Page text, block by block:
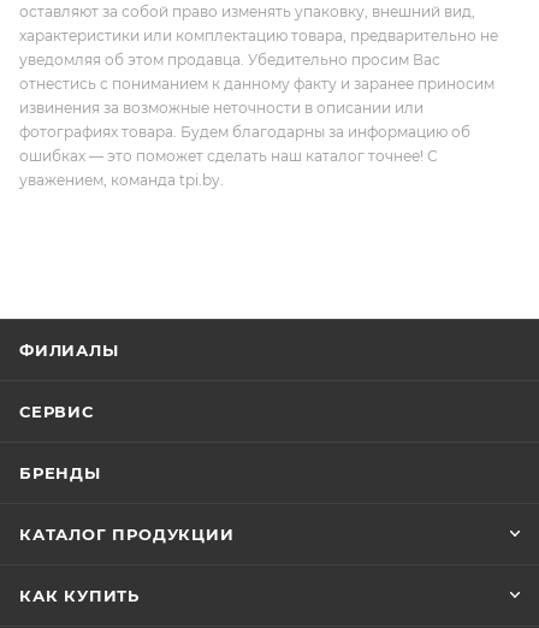
оставляют за собой право изменять упаковку, внешний вид,
характеристики или комплектацию товара, предварительно не
уведомляя об этом продавца. Убедительно просим Вас
отнестись с пониманием к данному факту и заранее приносим
извинения за возможные неточности в описании или
фотографиях товара. Будем благодарны за информацию об
ошибках — это поможет сделать наш каталог точнее! С
уважением, команда tpi.by.
ФИЛИАЛЫ
СЕРВИС
БРЕНДЫ
КАТАЛОГ ПРОДУКЦИИ
КАК КУПИТЬ